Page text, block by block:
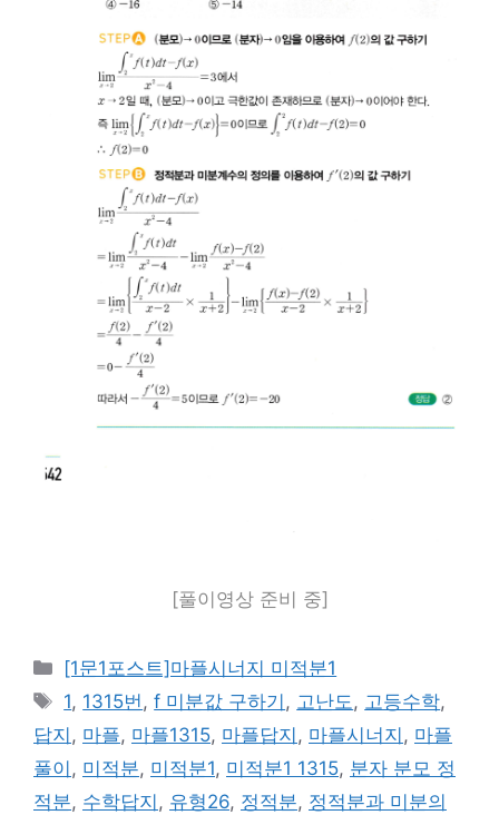
[풀이영상 준비 중]
카
테
리
[1문1포스트]마플시너지 미적분1
태
그
1, 1315번,f 미분값 구하기 , 고난도, 고등수학,
답지 , 마플, 마플1315, 마플답지 , 마플시너지 , 마플
풀이 , 미적분, 미적분1, 미적분1 1315, 분자 분모 정
적분, 수학답지 , 유형26, 정적분, 정적분과 미분의